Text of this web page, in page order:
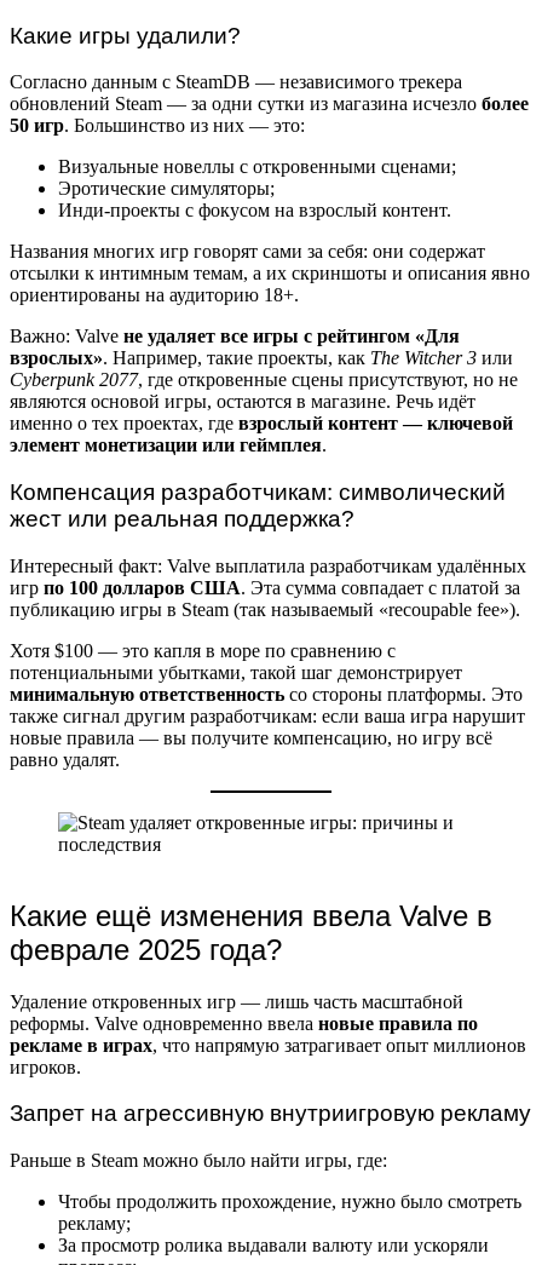
Какие игры удалили?
Согласно данным с SteamDB — независимого трекера
обновлений Steam — за одни сутки из магазина исчезло более
50 игр. Большинство из них — это:
Визуальные новеллы с откровенными сценами;
Эротические симуляторы;
Инди-проекты с фокусом на взрослый контент.
Названия многих игр говорят сами за себя: они содержат
отсылки к интимным темам, а их скриншоты и описания явно
ориентированы на аудиторию 18+.
Важно: Valve не удаляет все игры с рейтингом «Для
взрослых». Например, такие проекты, как The Witcher 3 или
Cyberpunk 2077, где откровенные сцены присутствуют, но не
являются основой игры, остаются в магазине. Речь идёт
именно о тех проектах, где взрослый контент — ключевой
элемент монетизации или геймплея.
Компенсация разработчикам: символический
жест или реальная поддержка?
Интересный факт: Valve выплатила разработчикам удалённых
игр по 100 долларов США. Эта сумма совпадает с платой за
публикацию игры в Steam (так называемый «recoupable fee»).
Хотя $100 — это капля в море по сравнению с
потенциальными убытками, такой шаг демонстрирует
минимальную ответственность со стороны платформы. Это
также сигнал другим разработчикам: если ваша игра нарушит
новые правила — вы получите компенсацию, но игру всё
равно удалят.
Какие ещё изменения ввела Valve в
феврале 2025 года?
Удаление откровенных игр — лишь часть масштабной
реформы. Valve одновременно ввела новые правила по
рекламе в играх, что напрямую затрагивает опыт миллионов
игроков.
Запрет на агрессивную внутриигровую рекламу
Раньше в Steam можно было найти игры, где:
Чтобы продолжить прохождение, нужно было смотреть
рекламу;
За просмотр ролика выдавали валюту или ускоряли